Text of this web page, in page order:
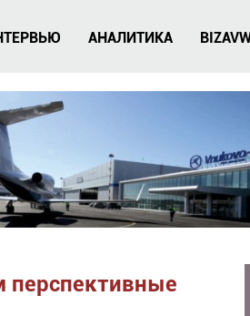
АНАЛИТИКА
перспективные